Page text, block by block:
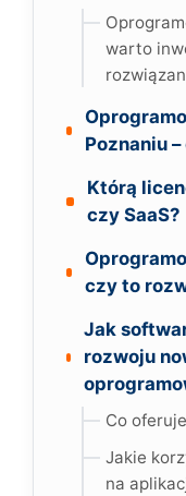
warto
Poznaniu
Którą
czy SaaS?
czy to
Jak
rozwoju
Co
Jakie
na